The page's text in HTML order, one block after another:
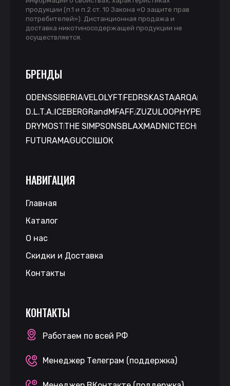
продукции (п.1 и п.2 ст. 10 Закона «О защите прав
потребителей»). Дистанционная продажа и
доставка никотиносодержащей продукции не
осуществляется.
БРЕНДЫ
ODENSSIBERIAVELO LYFT FEDRS KASTAARQA
D.L.T.A. ICEBERG RandM FAFF.ZUZU LOOPHYPE
DRYMOSTTHE SIMPSONS BLAXMAD NICTECH
FUTURAMAGUCCI ШОК
НАВИГАЦИЯ
Главная
Каталог
О нас
Скидки и Доставка
Контакты
КОНТАКТЫ
Работаем по всей РФ
Менеджер Телеграм (поддержка)